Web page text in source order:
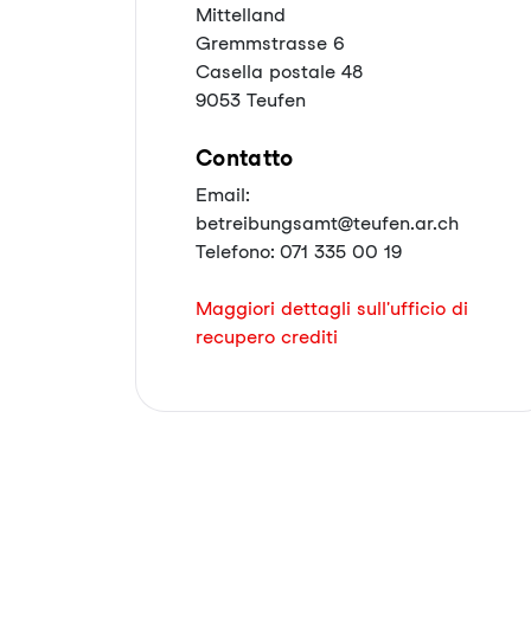
Mittelland
Gremmstrasse 6
Casella postale 48
9053 Teufen
Contatto
Email:
betreibungsamt@teufen.ar.ch
Telefono: 071 335 00 19
Maggiori dettagli sull'ufficio di
recupero crediti